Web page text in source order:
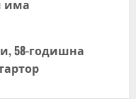
има
58-годишна